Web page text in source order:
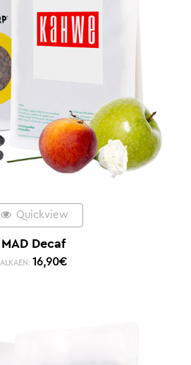
Quickview
MAD Decaf
ALKAEN: 16,90€